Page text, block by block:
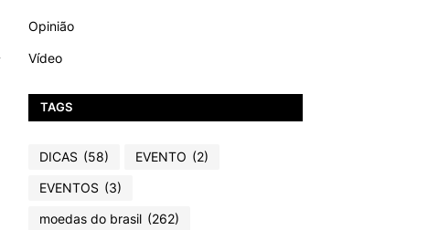
Opinião
Vídeo
TAGS
DICAS (58) EVENTO (2)
EVENTOS (3)
moedas do brasil (262)